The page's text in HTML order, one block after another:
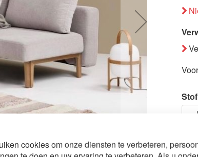
cookies om onze diensten te verbeteren,